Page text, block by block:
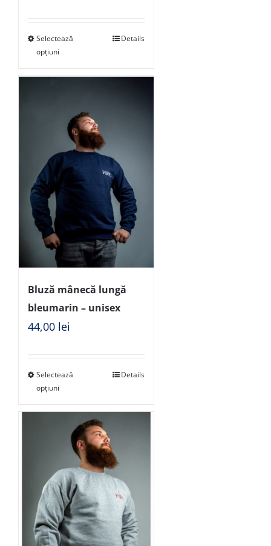
Selectează
opțiuni
Details
Bluză mânecă lungă
bleumarin – unisex
44,00 lei
Selectează
opțiuni
Details